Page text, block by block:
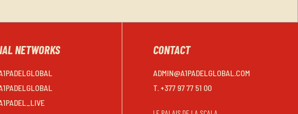
NETWORKS CONTACT
ADMIN@A1PADELGLOBAL.COM
T. +377 97 77 51 00